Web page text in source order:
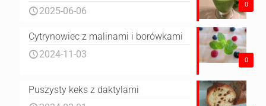
0
2025-06-06
0
Cytrynowiec z malinami i borówkami
2024-11-03
Puszysty keks z daktylami